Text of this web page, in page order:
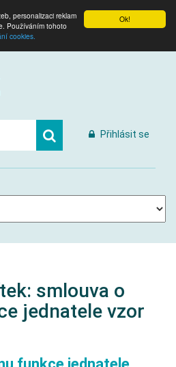
Ok!
personalizaci reklam
Používáním tohoto
cookies.
Přihlásit se
smlouva o
jednatele vzor